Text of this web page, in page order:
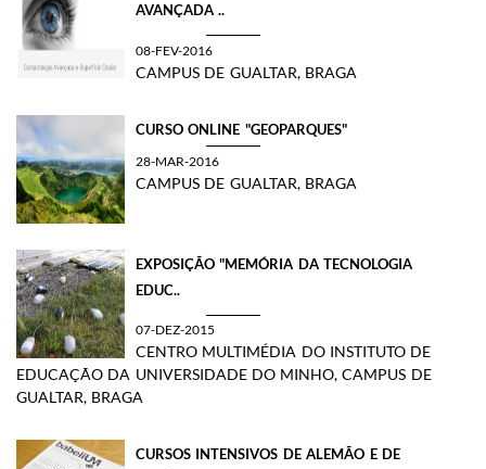
AVANÇADA ..
08-FEV-2016
CAMPUS DE GUALTAR, BRAGA
CURSO ONLINE "GEOPARQUES"
28-MAR-2016
CAMPUS DE GUALTAR, BRAGA
​EXPOSIÇÃO "MEMÓRIA DA TECNOLOGIA
EDUC..
07-DEZ-2015
CENTRO MULTIMÉDIA DO INSTITUTO DE
EDUCAÇÃO DA UNIVERSIDADE DO MINHO, CAMPUS DE
GUALTAR, BRAGA
CURSOS INTENSIVOS DE ALEMÃO E DE